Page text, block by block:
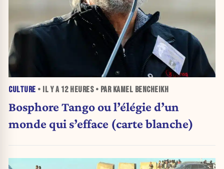
CULTURE • IL Y A 12 HEURES• PAR KAMEL BENCHEIKH
Bosphore Tango ou l’élégie d’un
monde qui s’efface (carte blanche)